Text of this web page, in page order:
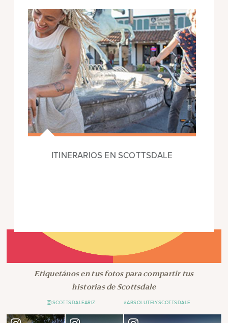
ITINERARIOS EN SCOTTSDALE
Etiquetános en tus fotos para compartir tus
historias de Scottsdale
SCOTTSDALEARIZ #ABSOLUTELYSCOTTSDALE